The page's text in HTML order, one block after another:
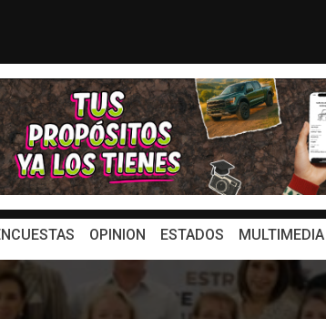
en México serán publicado en mi...
OPINION ESTADOS MULTIMEDIA